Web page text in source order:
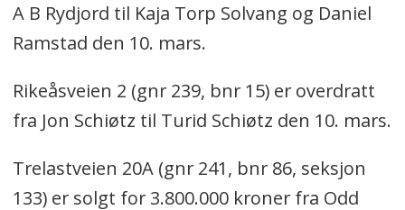
A B Rydjord til Kaja Torp Solvang og Daniel
Ramstad den 10. mars.
Rikeåsveien 2 (gnr 239, bnr 15) er overdratt
fra Jon Schiøtz til Turid Schiøtz den 10. mars.
Trelastveien 20A (gnr 241, bnr 86, seksjon
133) er solgt for 3.800.000 kroner fra Odd